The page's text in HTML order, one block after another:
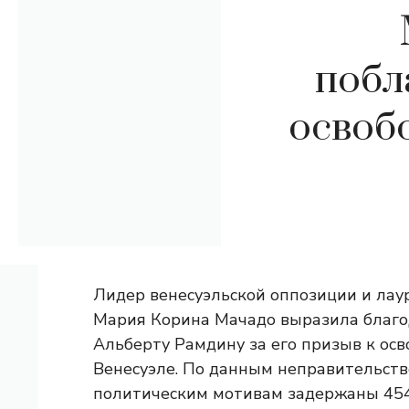
Лидер венесуэльской оппозиции и
Мария Корина Мачадо выразила
Альберту Рамдину за его призыв к
Венесуэле. По данным
политическим мотивам задержаны